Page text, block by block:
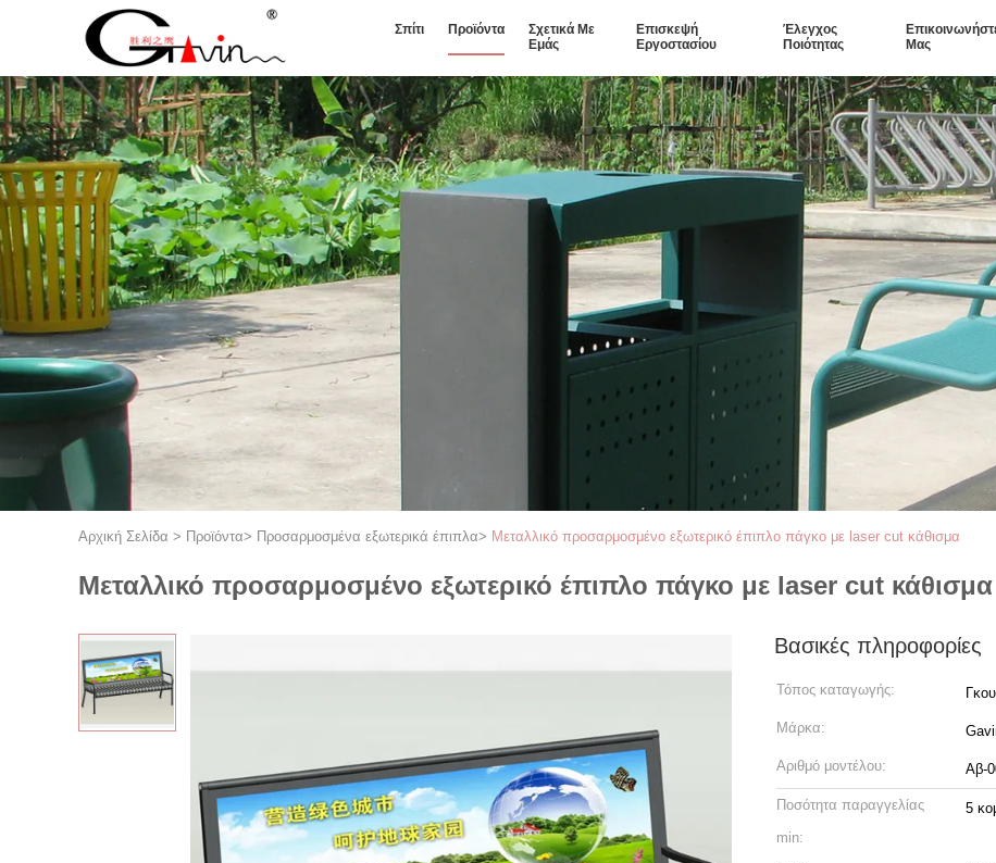
Σπίτι Προϊόντα
Σχετικά Με
Εμάς
Επισκεψή
Εργοστασίου
Έλεγχος
Ποιότητας
Μας
Αρχική Σελίδα > Προϊόντα> Προσαρμοσμένα εξωτερικά έπιπλα> Μεταλλικό προσαρμοσμένο εξωτερικό έπιπλο πάγκο με laser cut κάθισμα
Μεταλλικό προσαρμοσμένο εξωτερικό έπιπλο πάγκο με laser cut κάθισμα
Βασικές πληροφορίες
Τόπος καταγωγής:
Μάρκα:
Αριθμό μοντέλου: Αβ-
Ποσότητα παραγγελίας
min:
5